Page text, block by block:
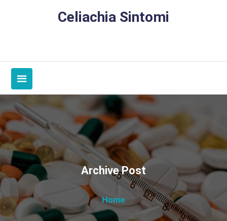
Celiachia Sintomi
Archive Post
Home